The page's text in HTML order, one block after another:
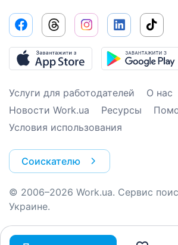
Услуги для работодателей О нас
Новости Work.ua
Ресурсы
Условия использования
Соискателю
© 2006–2026 Work.ua. Сервис
Украине.